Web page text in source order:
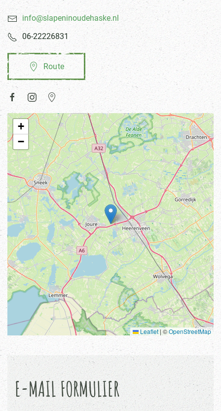
info@slapeninoudehaske.nl
06-22226831
Route
+
−
Leaflet |©OpenStreetMap
E-MAIL FORMULIER